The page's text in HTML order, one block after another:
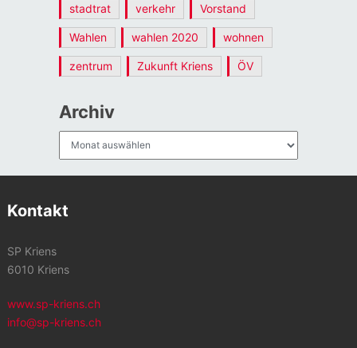
stadtrat verkehr Vorstand
Wahlen wahlen 2020 wohnen
zentrum Zukunft Kriens ÖV
Archiv
Kontakt
SP Kriens
6010 Kriens
www.sp-kriens.ch
info@sp-kriens.ch